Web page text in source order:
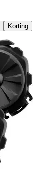
Korting